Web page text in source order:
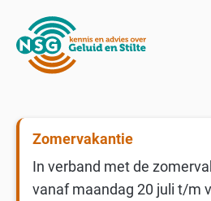
Zomervakantie
In verband met de
vanaf maandag 20 juli t/m